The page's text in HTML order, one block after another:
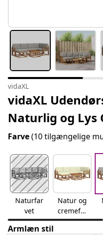
vidaXL
vidaXL
Naturlig og Lys
Farve(10 tilgængelige
Naturfar
vet
Natur og
cremefar
vet
Armlæn stil